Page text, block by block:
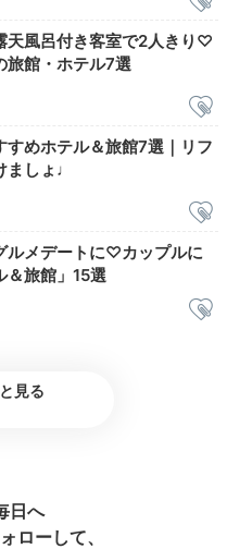
洗われます。お風呂専
楽しむのもおすすめ。
天風呂付き客室で2人きり♡
旅館・ホテル7選
すめホテル＆旅館7選｜リフ
ましょ♩
ルメデートに♡カップルに
＆旅館」15選
見る
日へ
ローして、